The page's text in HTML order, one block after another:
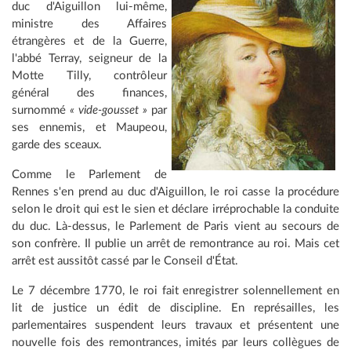
duc d'Aiguillon lui-même,
ministre des Affaires
étrangères et de la Guerre,
l'abbé Terray, seigneur de la
Motte Tilly, contrôleur
général des finances,
surnommé « vide-gousset » par
ses ennemis, et Maupeou,
garde des sceaux.
Comme le Parlement de
Rennes s'en prend au duc d'Aiguillon, le roi casse la procédure
selon le droit qui est le sien et déclare irréprochable la conduite
du duc. Là-dessus, le Parlement de Paris vient au secours de
son confrère. Il publie un arrêt de remontrance au roi. Mais cet
arrêt est aussitôt cassé par le Conseil d'État.
Le 7 décembre 1770, le roi fait enregistrer solennellement en
lit de justice un édit de discipline. En représailles, les
parlementaires suspendent leurs travaux et présentent une
nouvelle fois des remontrances, imités par leurs collègues de